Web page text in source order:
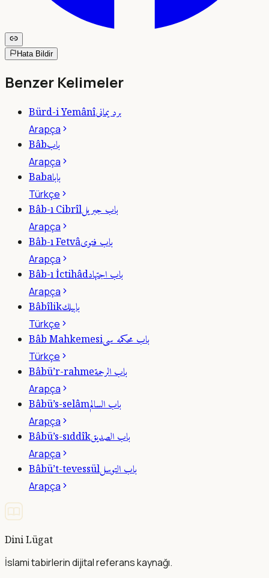
Hata Bildir
Benzer Kelimeler
Bürd-i Yemânîبرد يمانى
Arapça
Bâbباب
Arapça
Babaبابا
Türkçe
Bâb-ı Cibrîlباب جبريل
Arapça
Bâb-ı Fetvâباب فتوى
Arapça
Bâb-ı İctihâdباب اجتهاد
Arapça
Bâbîlikبابيلك
Türkçe
Bâb Mahkemesiباب محكمه سى
Türkçe
Bâbü’r-rahmeباب الرحمة
Arapça
Bâbü’s-selâmباب السالم
Arapça
Bâbü’s-sıddîkباب الصديق
Arapça
Bâbü’t-tevessülباب التوسل
Arapça
Dini Lügat
İslami tabirlerin dijital referans kaynağı.